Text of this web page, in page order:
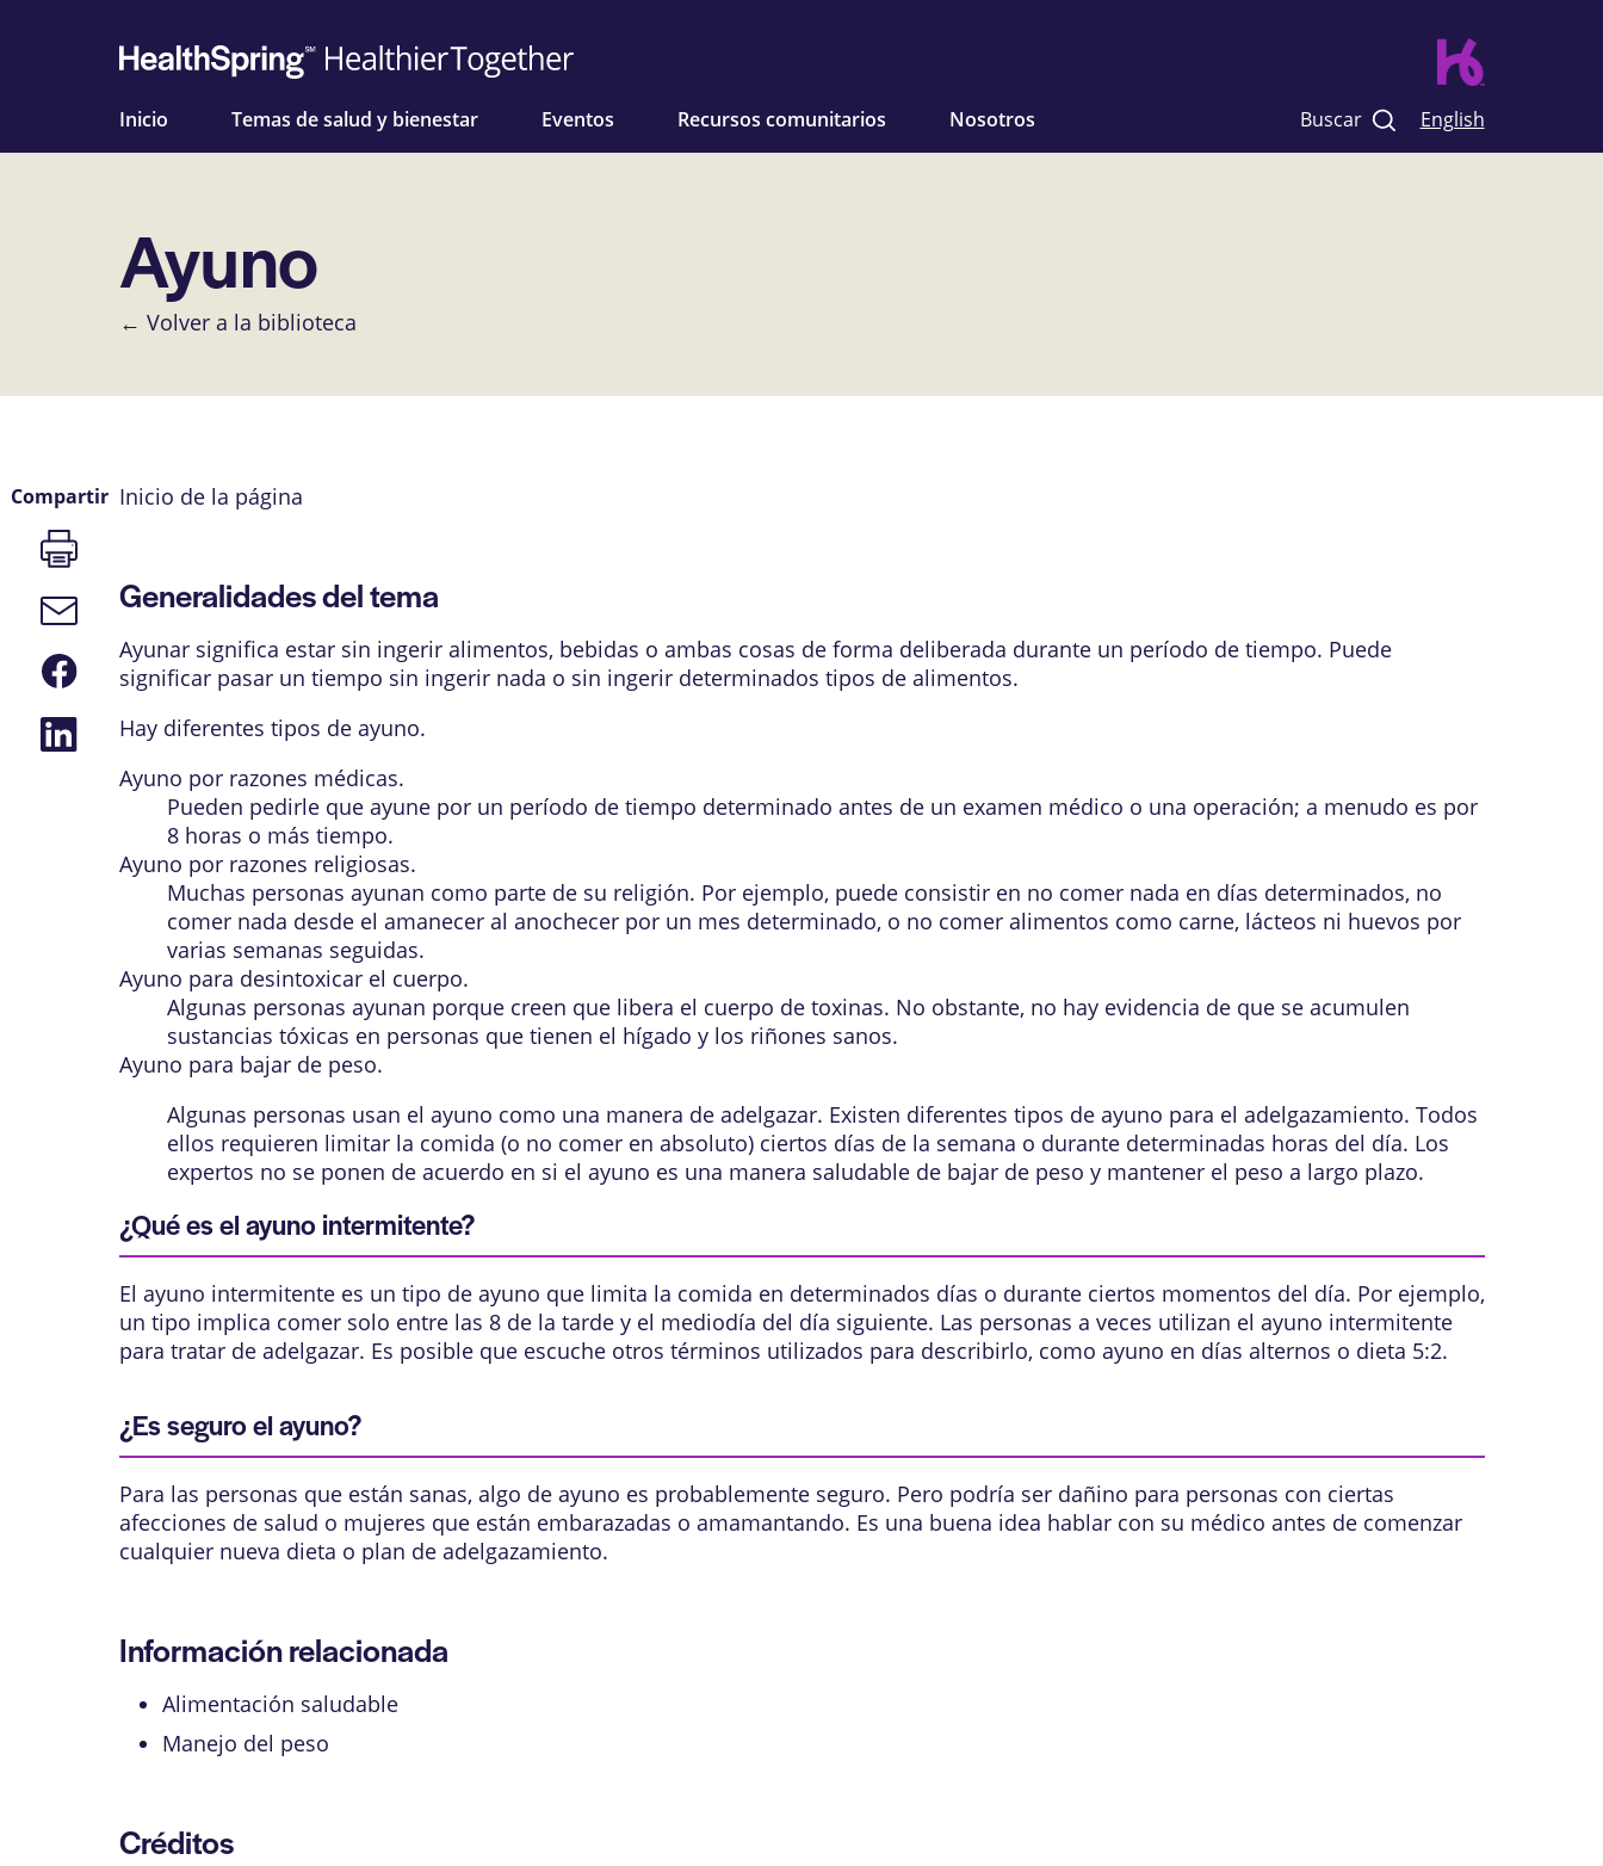
Inicio Temas de salud y bienestar Eventos Recursos comunitarios Nosotros Buscar English
Ayuno
← Volver a la biblioteca
Inicio de la página
Generalidades del tema
Ayunar significa estar sin ingerir alimentos, bebidas o ambas cosas de forma deliberada durante un período de tiempo. Puede
significar pasar un tiempo sin ingerir nada o sin ingerir determinados tipos de alimentos.
Hay diferentes tipos de ayuno.
Ayuno por razones médicas.
Pueden pedirle que ayune por un período de tiempo determinado antes de un examen médico o una operación; a menudo es por
8 horas o más tiempo.
Ayuno por razones religiosas.
Muchas personas ayunan como parte de su religión. Por ejemplo, puede consistir en no comer nada en días determinados, no
comer nada desde el amanecer al anochecer por un mes determinado, o no comer alimentos como carne, lácteos ni huevos por
varias semanas seguidas.
Ayuno para desintoxicar el cuerpo.
Algunas personas ayunan porque creen que libera el cuerpo de toxinas. No obstante, no hay evidencia de que se acumulen
sustancias tóxicas en personas que tienen el hígado y los riñones sanos.
Ayuno para bajar de peso.
Algunas personas usan el ayuno como una manera de adelgazar. Existen diferentes tipos de ayuno para el adelgazamiento. Todos
ellos requieren limitar la comida (o no comer en absoluto) ciertos días de la semana o durante determinadas horas del día. Los
expertos no se ponen de acuerdo en si el ayuno es una manera saludable de bajar de peso y mantener el peso a largo plazo.
¿Qué es el ayuno intermitente?
El ayuno intermitente es un tipo de ayuno que limita la comida en determinados días o durante ciertos momentos del día. Por ejemplo,
un tipo implica comer solo entre las 8 de la tarde y el mediodía del día siguiente. Las personas a veces utilizan el ayuno intermitente
para tratar de adelgazar. Es posible que escuche otros términos utilizados para describirlo, como ayuno en días alternos o dieta 5:2.
¿Es seguro el ayuno?
Para las personas que están sanas, algo de ayuno es probablemente seguro. Pero podría ser dañino para personas con ciertas
afecciones de salud o mujeres que están embarazadas o amamantando. Es una buena idea hablar con su médico antes de comenzar
cualquier nueva dieta o plan de adelgazamiento.
Información relacionada
Alimentación saludable
Manejo del peso
Créditos
Compartir
Imprimir
página
Enlace
de
correo
electrónico
Compartir
en
Compartir
en
LinkedIn